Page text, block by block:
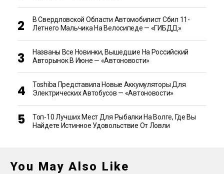
В Свердловской Области Автомобилист Сбил 11-
Летнего Мальчика На Велосипеде — «ГИБДД»
Названы Все Новинки, Вышедшие На Российский
Авторынок В Июне — «Автоновости»
Toshiba Представила Новые Аккумуляторы Для
Электрических Автобусов — «Автоновости»
Топ-10 Лучших Мест Для Рыбалки На Волге, Где Вы
Найдете Истинное Удовольствие От Ловли
You May Also Like